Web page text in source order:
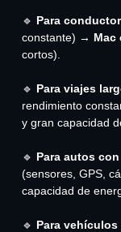
🔹 Para
constante) → Mac
cortos).
🔹 Para viajes
rendimiento
y gran capacidad
🔹 Para autos
(sensores, GPS,
capacidad de
🔹 Para